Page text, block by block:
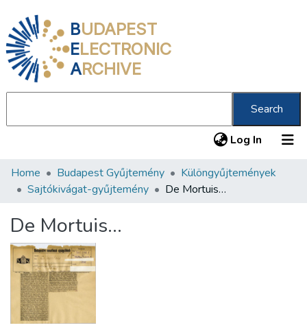
BUDAPEST
ELECTRONIC
ARCHIVE
Search
Log In (current)
Communities & Collections
Statistics
About us
Home Budapest Gyűjtemény
Különgyűjtemények
Sajtókivágat-gyűjtemény
De Mortuis…
De Mortuis…